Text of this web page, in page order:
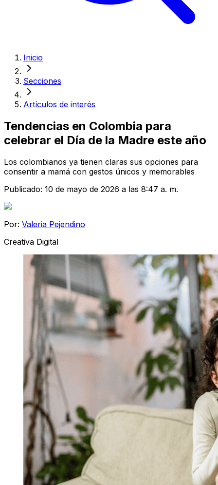
Inicio
Secciones
Artículos de interés
Tendencias en Colombia para
celebrar el Día de la Madre este año
Los colombianos ya tienen claras sus opciones para
consentir a mamá con gestos únicos y memorables
Publicado: 10 de mayo de 2026 a las 8:47 a. m.
Por: Valeria Pejendino
Creativa Digital